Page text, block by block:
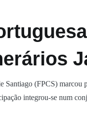
Santiago (FPCS)
integrou-se num